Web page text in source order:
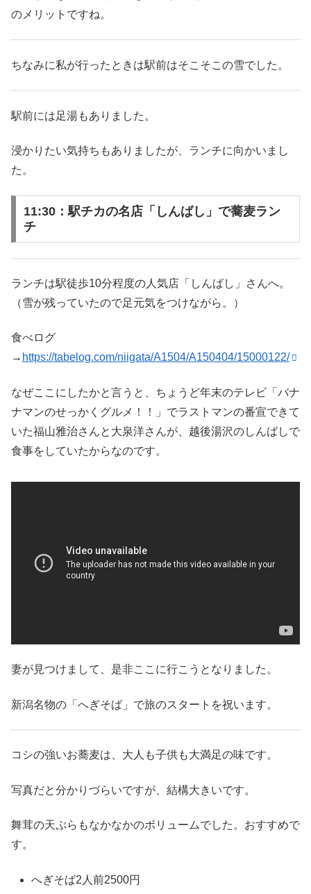
のメリットですね。
ちなみに私が行ったときは駅前はそこそこの雪でした。
駅前には足湯もありました。
浸かりたい気持ちもありましたが、ランチに向かいまし
た。
11:30：駅チカの名店「しんばし」で蕎麦ラン
チ
ランチは駅徒歩10分程度の人気店「しんばし」さんへ。
（雪が残っていたので足元気をつけながら。）
食べログ
→ https://tabelog.com/niigata/A1504/A150404/15000122/
なぜここにしたかと言うと、ちょうど年末のテレビ「バナ
ナマンのせっかくグルメ！！」でラストマンの番宣できて
いた福山雅治さんと大泉洋さんが、越後湯沢のしんばしで
食事をしていたからなのです。
妻が見つけまして、是非ここに行こうとなりました。
新潟名物の「へぎそば」で旅のスタートを祝います。
コシの強いお蕎麦は、大人も子供も大満足の味です。
写真だと分かりづらいですが、結構大きいです。
舞茸の天ぷらもなかなかのボリュームでした。おすすめで
す。
へぎそば2人前2500円